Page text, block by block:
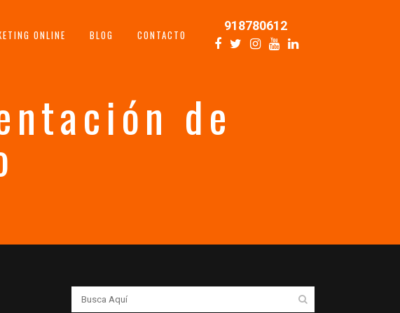
918780612
ONLINE BLOG CONTACTO
de